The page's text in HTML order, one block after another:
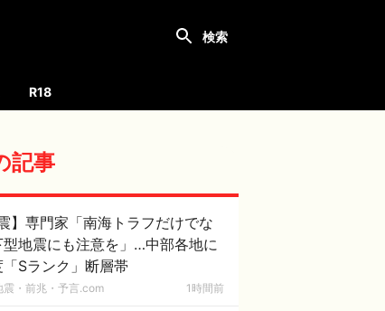
R18
記事
震】専門家「南海トラフだけでな
型地震にも注意を」…中部各地に
Sランク」断層帯
震・前兆・予言.com 1時間前